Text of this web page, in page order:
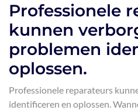
Professionele
kunnen
problemen
oplossen.
Professionele reparateurs
identificeren en oplossen.